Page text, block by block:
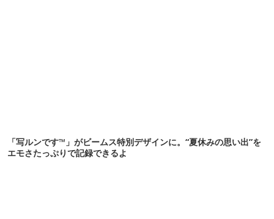
「写ルンです™」がビームス特別デザインに。“夏休みの思い出”を
エモさたっぷりで記録できるよ